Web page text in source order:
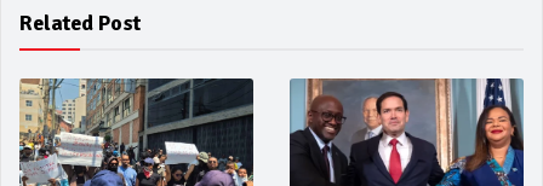
Related Post